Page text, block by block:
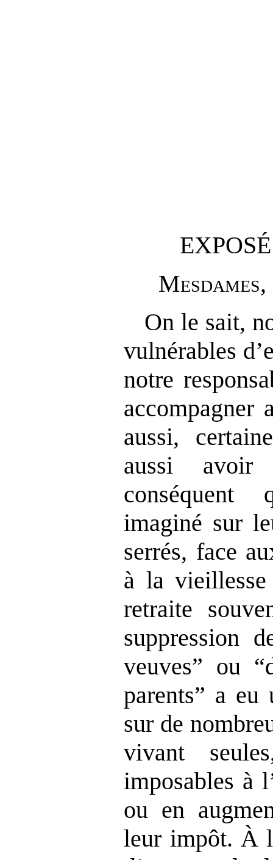
Mesdames
On le sait,
vulnérables
notre
accompagner
aussi,
aussi
conséquent
imaginé sur
serrés, face
à la
retraite
suppression
veuves” ou
parents” a
sur de
vivant
imposables à
ou en
leur impôt. À